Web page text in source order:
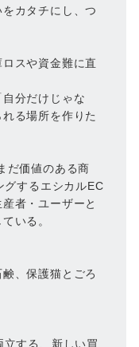
カタチにし、つ
スや資金難に直
分だけじゃな
る場所を作りた
だ価値のある商
グするエシカルEC
者・ユーザーと
いる。
、保護猫とごろ
する、新しい買